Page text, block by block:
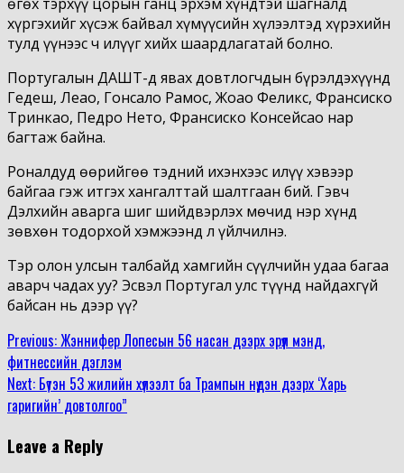
хүргэхийг хүсэж байвал хүмүүсийн хүлээлтэд хүрэхийн
тулд үүнээс ч илүүг хийх шаардлагатай болно.
Португалын ДАШТ-д явах довтлогчдын бүрэлдэхүүнд
Гедеш, Леао, Гонсало Рамос, Жоао Феликс, Франсиско
Тринкао, Педро Нето, Франсиско Консейсао нар
багтаж байна.
Роналдуд өөрийгөө тэдний ихэнхээс илүү хэвээр
байгаа гэж итгэх хангалттай шалтгаан бий. Гэвч
Дэлхийн аварга шиг шийдвэрлэх мөчид нэр хүнд
зөвхөн тодорхой хэмжээнд л үйлчилнэ.
Тэр олон улсын талбайд хамгийн сүүлчийн удаа багаа
аварч чадах уу? Эсвэл Португал улс түүнд найдахгүй
байсан нь дээр үү?
Continue
Reading
Previous:Жэннифер Лопесын 56 насан дээрх эрүүл мэнд,
фитнессийн дэглэм
Next: Бүтэн 53 жилийн хүлээлт ба Трампын нүдэн дээрх ‘Харь
гаригийн’ довтолгоо”
Leave a Reply